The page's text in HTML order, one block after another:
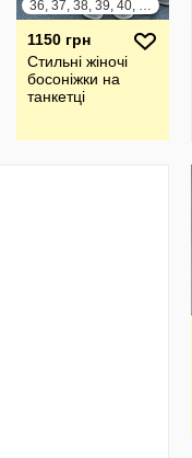
36, 37, 38, 39, 40, 41
1150 грн
Стильні жіночі
босоніжки на
танкетці